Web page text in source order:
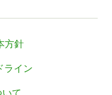
方針
ライン